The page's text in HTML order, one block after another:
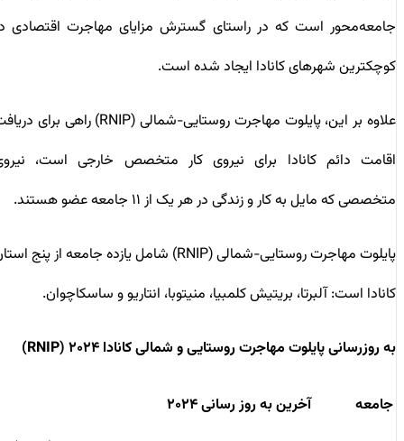
جامعه‌محور است که در راستای گسترش مزایای مهاجرت اقتصادی در
کوچکترین شهرهای کانادا ایجاد شده است.
علاوه بر این، پایلوت مهاجرت روستایی-شمالی (RNIP) راهی برای دریافت
اقامت دائم کانادا برای نیروی کار متخصص خارجی است، نیروی
متخصصی که مایل به کار و زندگی در هر یک از ۱۱ جامعه عضو هستند.
پایلوت مهاجرت روستایی-شمالی (RNIP) شامل یازده جامعه از پنج استان
کانادا است: آلبرتا، بریتیش کلمبیا، منیتوبا، انتاریو و ساسکاچوان.
به روزرسانیپایلوت مهاجرت روستایی و شمالی کانادا ۲۰۲۴ (RNIP)
جامعه آخرین به روز رسانی ۲۰۲۴